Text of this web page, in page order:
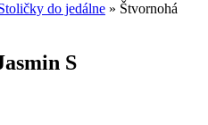
do jedálne » Štvornohá
S